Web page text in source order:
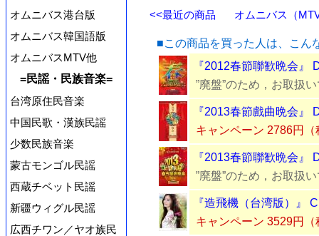
オムニバス港台版
オムニバス韓国語版
オムニバスMTV他
=民謡・民族音楽=
台湾原住民音楽
中国民歌・漢族民謡
少数民族音楽
蒙古モンゴル民謡
西蔵チベット民謡
新疆ウィグル民謡
広西チワン／ヤオ族民
<<最近の商品 オムニバス（
■この商品を買った人は、こん
『2012春節聯歓晩会』
”廃盤”のため，お取扱
『2013春節戲曲晩会』
キャンペーン 2786円（
『2013春節聯歓晩会』
”廃盤”のため，お取扱
『造飛機（台湾版）』
キャンペーン 3529円（